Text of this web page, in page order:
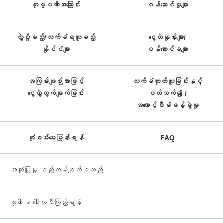
ကုမ္ပဏီအကြောင်း ဝန်ဆောင်မှုများ
လွှဲပို့မည့်/လက်ခံရယူမည့်
နိုင်ငံများ
ငွေလဲနှုန်းများ/
ဝန်ဆောင်ခများ
အကြမ်းဖျဉ်းအားဖြင့်
ငွေလွှဲတွက်ချက်ခြင်း
လက်ခံထုတ်ယူခြင်းနှင့်
ပတ်သက်၍ /
အကောင့်စီမံခန့်ခွဲမှု
စုံစမ်းမေးမြန်းရန် FAQ
အသုံးပြုမှု စည်းကမ်းချက်စသည်
မူ၀ါဒ ပေါ်လစီကြည့်ရန်